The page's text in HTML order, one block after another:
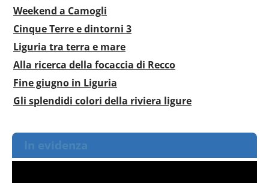
Weekend a Camogli
Cinque Terre e dintorni 3
Liguria tra terra e mare
Alla ricerca della focaccia di Recco
Fine giugno in Liguria
Gli splendidi colori della riviera ligure
In evidenza